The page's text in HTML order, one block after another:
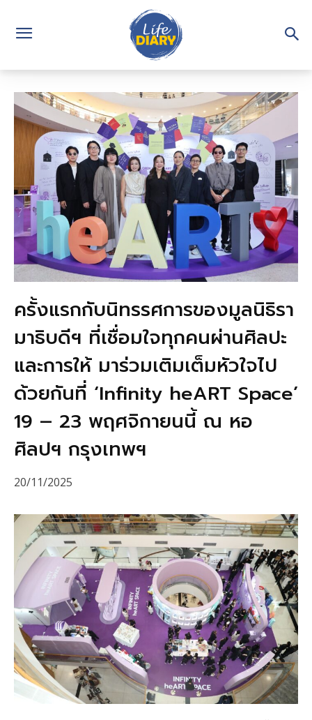
ครั้งแรกกับนิทรรศการของมูลนิธิรา
มาธิบดีฯ ที่เชื่อมใจทุกคนผ่านศิลปะ
และการให้ มาร่วมเติมเต็มหัวใจไป
ด้วยกันที่ ‘Infinity heART Space’
19 – 23 พฤศจิกายนนี้ ณ หอ
ศิลปฯ กรุงเทพฯ
20/11/2025